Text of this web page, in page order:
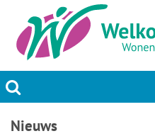
Actueel
Nieuws